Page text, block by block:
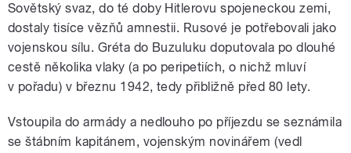
Sovětský svaz, do té doby Hitlerovu spojeneckou zemi,
dostaly tisíce vězňů amnestii. Rusové je potřebovali jako
vojenskou sílu. Gréta do Buzuluku doputovala po dlouhé
cestě několika vlaky (a po peripetiích, o nichž mluví
v pořadu) v březnu 1942, tedy přibližně před 80 lety.
Vstoupila do armády a nedlouho po příjezdu se seznámila
se štábním kapitánem, vojenským novinářem (vedl